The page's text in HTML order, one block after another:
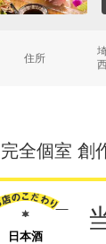
住所
完全個室 創
日本酒